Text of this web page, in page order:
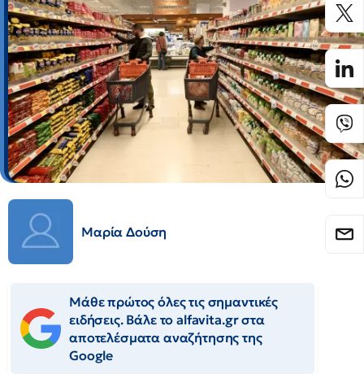
Μαρία Δούση
Μάθε πρώτος όλες τις σημαντικές
ειδήσεις. Βάλε το alfavita.gr στα
αποτελέσματα αναζήτησης της
Google